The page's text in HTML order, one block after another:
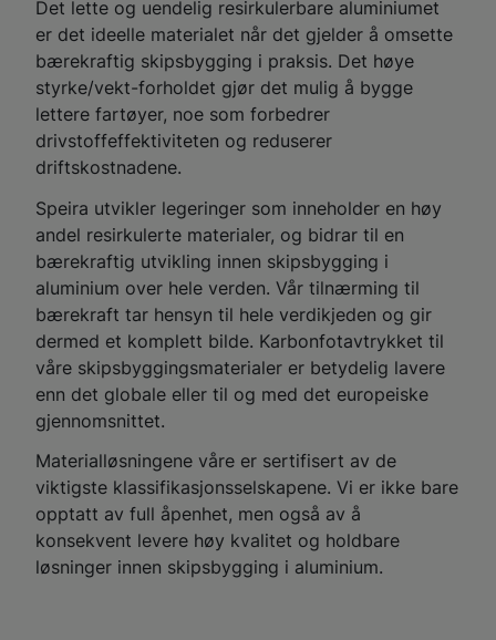
Det lette og uendelig resirkulerbare aluminiumet
er det ideelle materialet når det gjelder å omsette
bærekraftig skipsbygging i praksis. Det høye
styrke/vekt-forholdet gjør det mulig å bygge
lettere fartøyer, noe som forbedrer
drivstoffeffektiviteten og reduserer
driftskostnadene.
Speira utvikler legeringer som inneholder en høy
andel resirkulerte materialer, og bidrar til en
bærekraftig utvikling innen skipsbygging i
aluminium over hele verden. Vår tilnærming til
bærekraft tar hensyn til hele verdikjeden og gir
dermed et komplett bilde. Karbonfotavtrykket til
våre skipsbyggingsmaterialer er betydelig lavere
enn det globale eller til og med det europeiske
gjennomsnittet.
Materialløsningene våre er sertifisert av de
viktigste klassifikasjonsselskapene. Vi er ikke bare
opptatt av full åpenhet, men også av å
konsekvent levere høy kvalitet og holdbare
løsninger innen skipsbygging i aluminium.